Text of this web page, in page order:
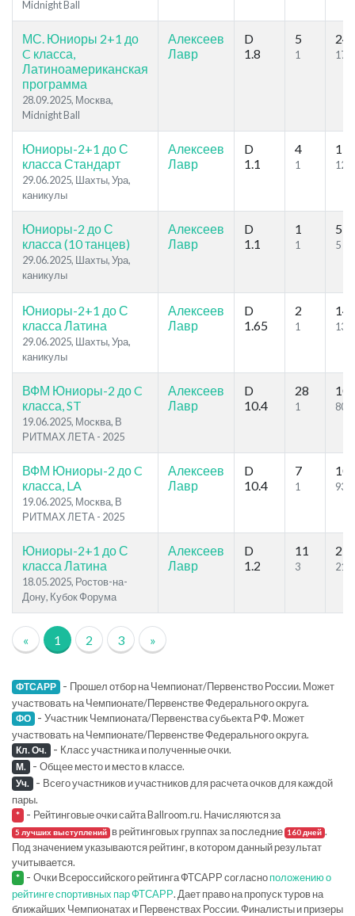
Midnight Ball
МС. Юниоры 2+1 до
C класса,
Латиноамериканская
программа
28.09.2025, Москва,
Midnight Ball
Алексеев
Лавр
D
1.8
5
1
24
17
Юниоры-2+1 до С
класса Стандарт
29.06.2025, Шахты, Ура,
каникулы
Алексеев
Лавр
D
1.1
4
1
15
12
Юниоры-2 до С
класса (10 танцев)
29.06.2025, Шахты, Ура,
каникулы
Алексеев
Лавр
D
1.1
1
1
5
5
Юниоры-2+1 до С
класса Латина
29.06.2025, Шахты, Ура,
каникулы
Алексеев
Лавр
D
1.65
2
1
14
13
ВФМ Юниоры-2 до C
класса, ST
19.06.2025, Москва, В
РИТМАХ ЛЕТА - 2025
Алексеев
Лавр
D
10.4
28
1 80
ВФМ Юниоры-2 до C
класса, LA
19.06.2025, Москва, В
РИТМАХ ЛЕТА - 2025
Алексеев
Лавр
D
10.4
7
1 93
Юниоры-2+1 до С
класса Латина
18.05.2025, Ростов-на-
Дону, Кубок Форума
Алексеев
Лавр
D
1.2
11
3
29
21
« 1 2 3 »
ФТСАРР - Прошел отбор на Чемпионат/Первенство России. Может
участвовать на Чемпионате/Первенстве Федерального округа.
ФО - Участник Чемпионата/Первенства субьекта РФ. Может
участвовать на Чемпионате/Первенстве Федерального округа.
Кл. Оч. - Класс участника и полученные очки.
М. - Общее место и место в классе.
Уч. - Всего участников и участников для расчета очков для каждой
пары.
* - Рейтинговые очки сайта Ballroom.ru. Начисляются за
5 лучших выступлений в рейтинговых группах за последние 160 дней .
Под значением указываются рейтинг, в котором данный результат
учитывается.
* - Очки Всероссийского рейтинга ФТСАРР согласноположению о
рейтинге спортивных пар ФТСАРР. Дает право на пропуск туров на
ближайших Чемпионатах и Первенствах России. Финалисты и призеры